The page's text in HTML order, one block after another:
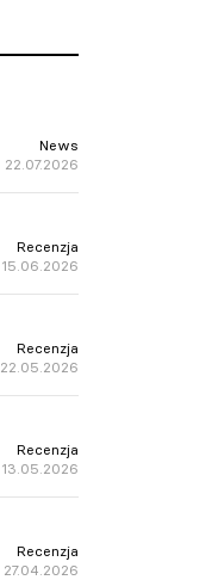
News
22.07.2026
Recenzja
15.06.2026
Recenzja
22.05.2026
Recenzja
13.05.2026
Recenzja
27.04.2026